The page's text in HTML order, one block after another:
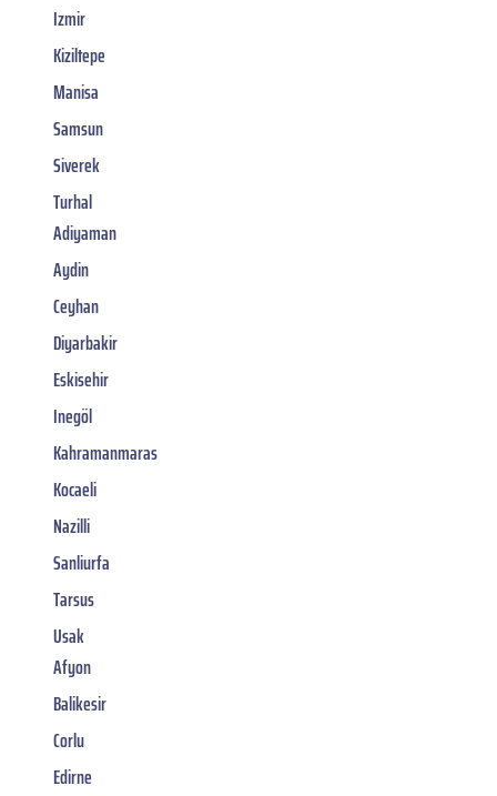
Izmir
Kiziltepe
Manisa
Samsun
Siverek
Turhal
Adiyaman
Aydin
Ceyhan
Diyarbakir
Eskisehir
Inegöl
Kahramanmaras
Kocaeli
Nazilli
Sanliurfa
Tarsus
Usak
Afyon
Balikesir
Corlu
Edirne